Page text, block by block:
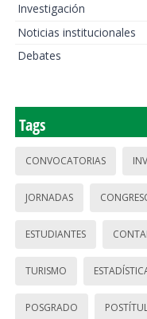
Investigación
Noticias institucionales
Debates
Tags
CONVOCATORIAS
JORNADAS
ESTUDIANTES
TURISMO
POSGRADO